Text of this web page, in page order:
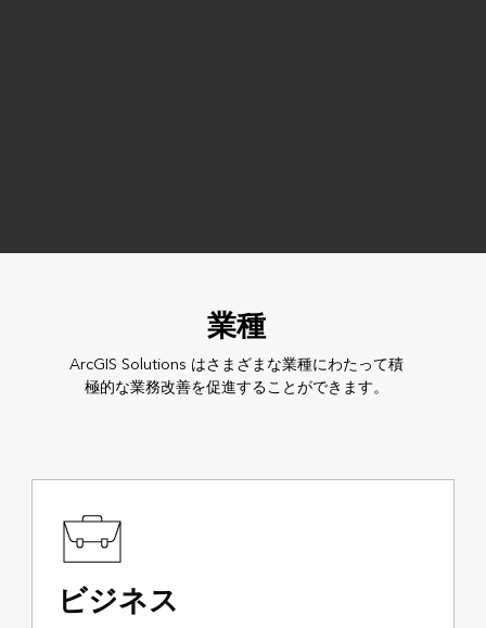
業種
ArcGIS Solutions はさまざまな業種にわたって積
極的な業務改善を促進することができます。
ビジネス